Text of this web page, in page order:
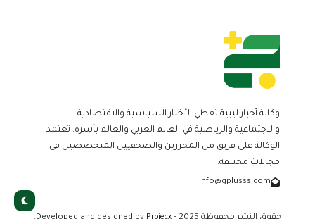
وكالة أخبار ليبية تغطي الأخبار السياسية والاقتصادية
والاجتماعية والرياضية في العالم العربي والعالم بأسره. تعتمد
الوكالة على فريق من المحررين والصحفيين المتخصصين في
مجالات مختلفة.
info@gplusss.com